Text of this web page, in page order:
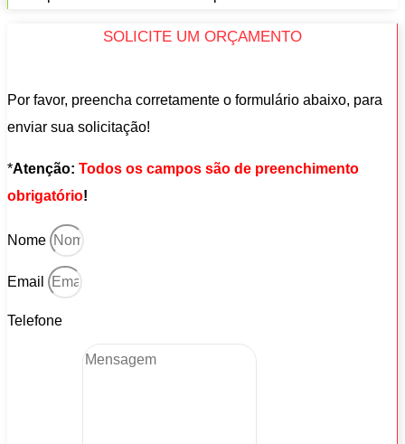
SOLICITE UM ORÇAMENTO
Por favor, preencha corretamente o formulário abaixo, para
enviar sua solicitação!
*Atenção: Todos os campos são de preenchimento
obrigatório!
Nome
Email
Telefone